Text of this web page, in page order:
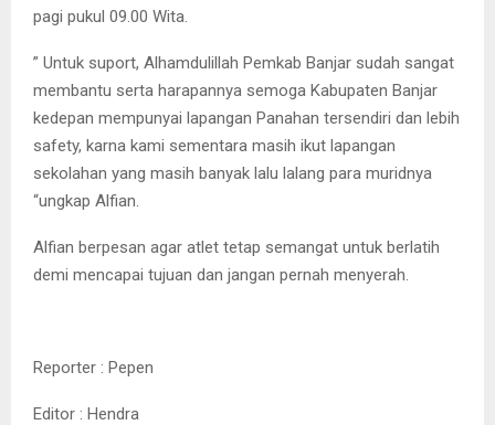
pagi pukul 09.00 Wita.
” Untuk suport, Alhamdulillah Pemkab Banjar sudah sangat
membantu serta harapannya semoga Kabupaten Banjar
kedepan mempunyai lapangan Panahan tersendiri dan lebih
safety, karna kami sementara masih ikut lapangan
sekolahan yang masih banyak lalu lalang para muridnya
“ungkap Alfian.
Alfian berpesan agar atlet tetap semangat untuk berlatih
demi mencapai tujuan dan jangan pernah menyerah.
Reporter : Pepen
Editor : Hendra